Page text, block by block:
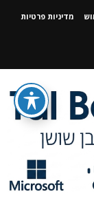
מדיניות פרטיות